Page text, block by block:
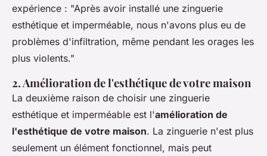
expérience : "Après avoir installé une zinguerie
esthétique et imperméable, nous n'avons plus eu de
problèmes d'infiltration, même pendant les orages les
plus violents."
2. Amélioration de l'esthétique de votre maison
La deuxième raison de choisir une zinguerie
esthétique et imperméable est l'amélioration de
l'esthétique de votre maison. La zinguerie n'est plus
seulement un élément fonctionnel, mais peut